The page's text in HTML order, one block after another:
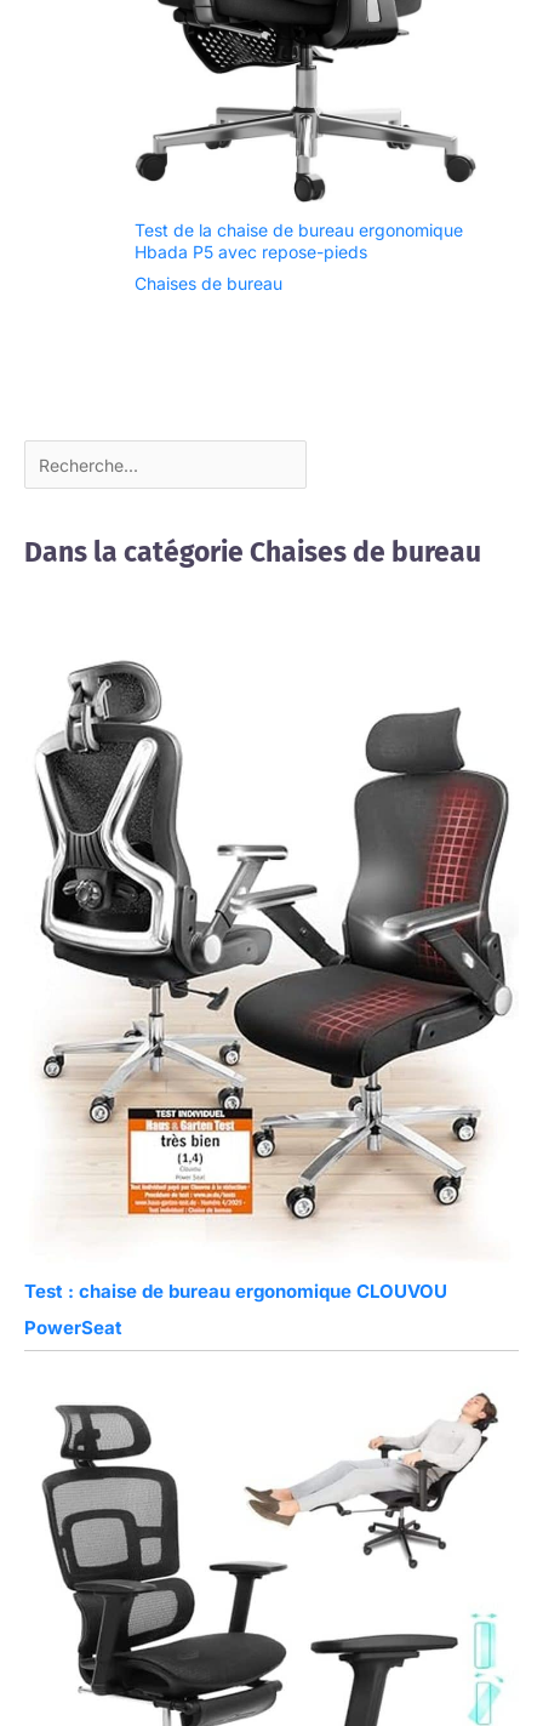
Test de la chaise de bureau ergonomique
Hbada P5 avec repose-pieds
Chaises de bureau
Dans la catégorie Chaises de bureau
Test : chaise de bureau ergonomique CLOUVOU
PowerSeat